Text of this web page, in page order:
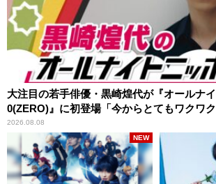
大注目の若手俳優・黒崎煌代が『オールナ
0(ZERO)』に初登場「今からとてもワクワク
2026.08.08
NEW